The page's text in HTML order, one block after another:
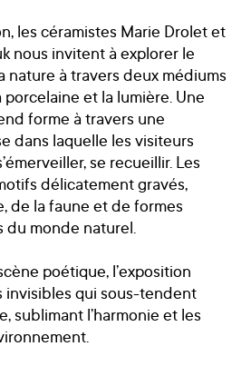
les céramistes Marie Drolet et
nous invitent à explorer le
nature à travers deux médiums
et la lumière. Une
forme à travers une
dans laquelle les visiteurs
se recueillir. Les
délicatement gravés,
de la faune et de formes
du monde naturel.
poétique, l’exposition
invisibles qui sous-tendent
sublimant l’harmonie et les